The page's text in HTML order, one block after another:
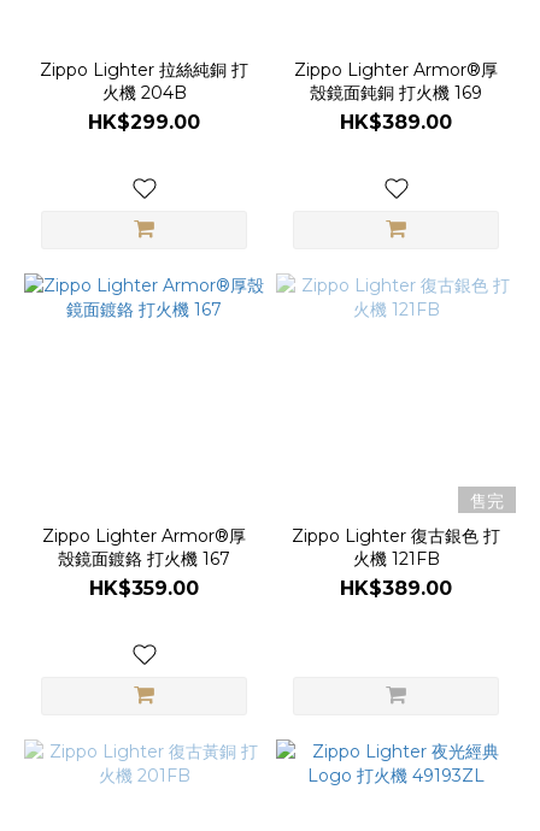
Zippo Lighter 拉絲純銅 打
火機 204B
HK$299.00
Zippo Lighter Armor®厚
殼鏡面鈍銅 打火機 169
HK$389.00
Zippo Lighter Armor®厚
殼鏡面鍍鉻 打火機 167
HK$359.00
售完
Zippo Lighter 復古銀色 打
火機 121FB
HK$389.00